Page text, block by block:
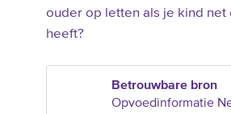
ouder op letten als je kind net
heeft?
Betrouwbare bron
Opvoedinformatie